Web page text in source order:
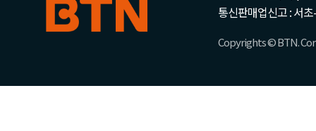
통신판매업신고 : 서
Copyrights © BTN.